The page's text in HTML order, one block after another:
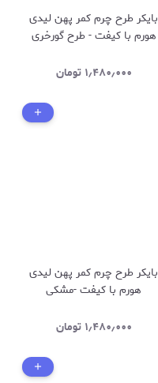
بایکر طرح چرم کمر پهن لیدی
هورم با کیفت - طرح گورخری
۱٫۴۸۰٫۰۰۰ تومان
بایکر طرح چرم کمر پهن لیدی
هورم با کیفت -مشکی
۱٫۴۸۰٫۰۰۰ تومان